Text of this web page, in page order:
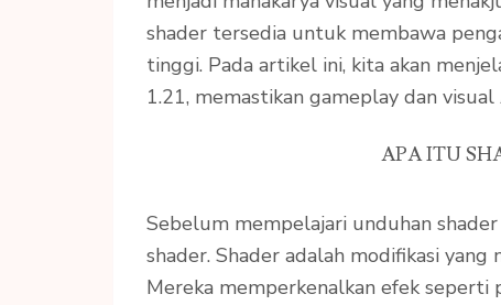
shader tersedia untuk membawa
tinggi. Pada artikel ini, kita akan
1.21, memastikan gameplay dan
APA ITU
Sebelum mempelajari unduhan
shader. Shader adalah modifikasi
Mereka memperkenalkan efek seperti